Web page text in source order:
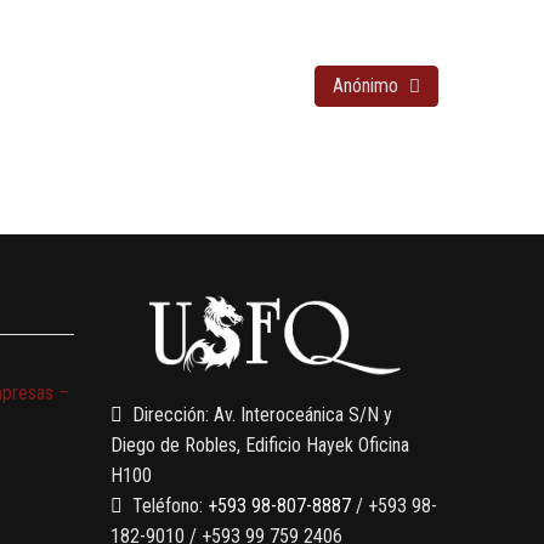
Anónimo
–
Dirección: Av. Interoceánica S/N y
Diego de Robles, Edificio Hayek Oficina
H100
Teléfono: +593 98-807-8887 / +593 98-
182-9010 / +593 99 759 2406